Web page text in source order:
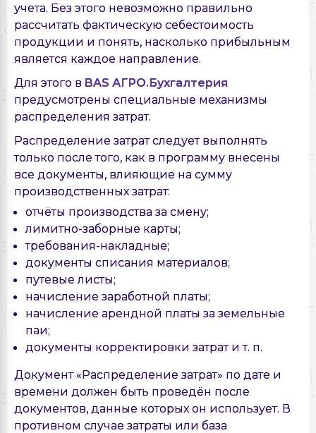
учета. Без этого невозможно правильно
рассчитать фактическую себестоимость
продукции и понять, насколько прибыльным
является каждое направление.
Для этого в BAS АГРО.Бухгалтерия
предусмотрены специальные механизмы
распределения затрат.
Распределение затрат следует выполнять
только после того, как в программу внесены
все документы, влияющие на сумму
производственных затрат:
отчёты производства за смену;
лимитно-заборные карты;
требования-накладные;
документы списания материалов;
путевые листы;
начисление заработной платы;
начисление арендной платы за земельные
паи;
документы корректировки затрат и т. п.
Документ «Распределение затрат» по дате и
времени должен быть проведён после
документов, данные которых он использует. В
противном случае затраты или база